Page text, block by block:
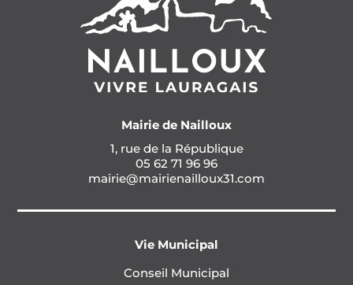
Mairie de Nailloux
1, rue de la République
05 62 71 96 96
mairie@mairienailloux31.com
Vie Municipal
Conseil Municipal